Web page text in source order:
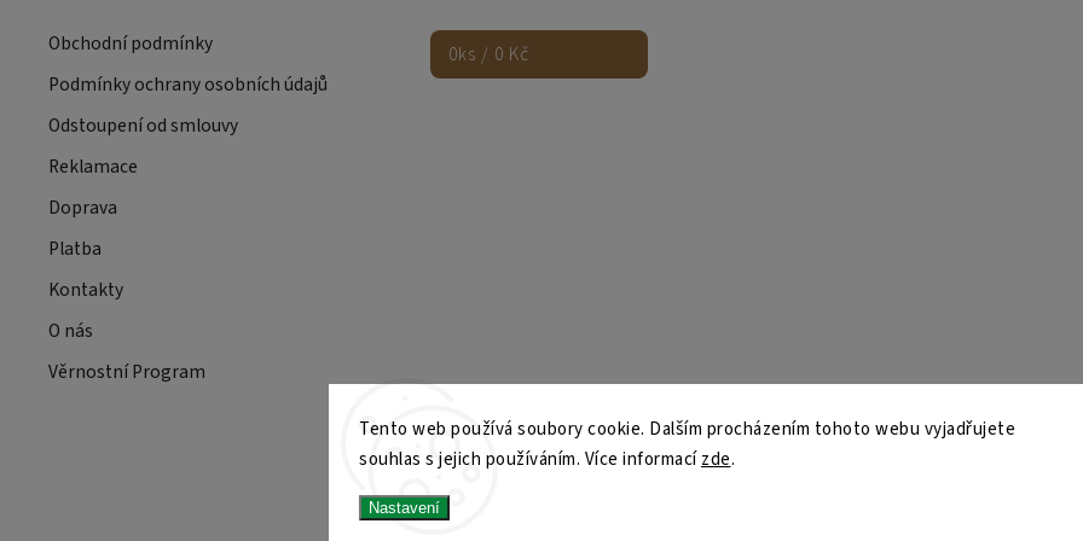
Tento web používá soubory cookie. Dalším procházením tohoto webu vyjadřujete
souhlas s jejich používáním. Více informacízde.
Nastavení
Obchodní podmínky
Podmínky ochrany osobních údajů
Odstoupení od smlouvy
Reklamace
Doprava
Platba
Kontakty
O nás
Věrnostní Program
0ks / 0 Kč